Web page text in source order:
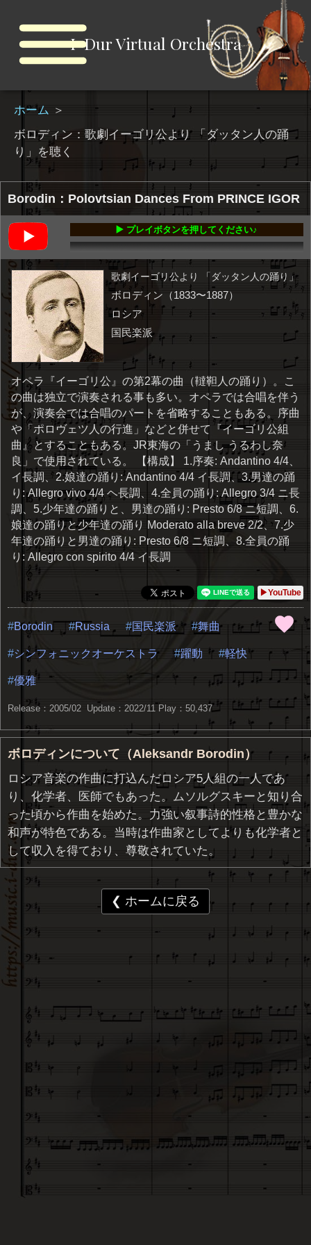
I-Dur Virtual Orchestra
ホーム ＞
ボロディン：歌劇イーゴリ公より 「ダッタン人の踊
り」を聴く
Borodin：Polovtsian Dances From PRINCE IGOR
▶️ プレイボタンを押してください♪
歌劇イーゴリ公より 「ダッタン人の踊り」
ボロディン（1833〜1887）
ロシア
国民楽派
オペラ『イーゴリ公』の第2幕の曲（韃靼人の踊り）。こ
の曲は独立で演奏される事も多い。オペラでは合唱を伴う
が、演奏会では合唱のパートを省略することもある。序曲
や「ポロヴェツ人の行進」などと併せて『イーゴリ公組
曲』とすることもある。JR東海の「うまし うるわし奈
良」で使用されている。 【構成】 1.序奏: Andantino 4/4、
イ長調、2.娘達の踊り: Andantino 4/4 イ長調、3.男達の踊
り: Allegro vivo 4/4 ヘ長調、4.全員の踊り: Allegro 3/4 ニ長
調、5.少年達の踊りと、男達の踊り: Presto 6/8 ニ短調、6.
娘達の踊りと少年達の踊り Moderato alla breve 2/2、7.少
年達の踊りと男達の踊り: Presto 6/8 ニ短調、8.全員の踊
り: Allegro con spirito 4/4 イ長調
▶YouTube
Borodin Russia 国民楽派 舞曲
シンフォニックオーケストラ 躍動 軽快
優雅
Release：2005/02 Update：2022/11 Play：50,437
ボロディンについて（Aleksandr Borodin）
ロシア音楽の作曲に打込んだロシア5人組の一人であ
り、化学者、医師でもあった。ムソルグスキーと知り合
った頃から作曲を始めた。力強い叙事詩的性格と豊かな
和声が特色である。当時は作曲家としてよりも化学者と
して収入を得ており、尊敬されていた。
❮ ホームに戻る